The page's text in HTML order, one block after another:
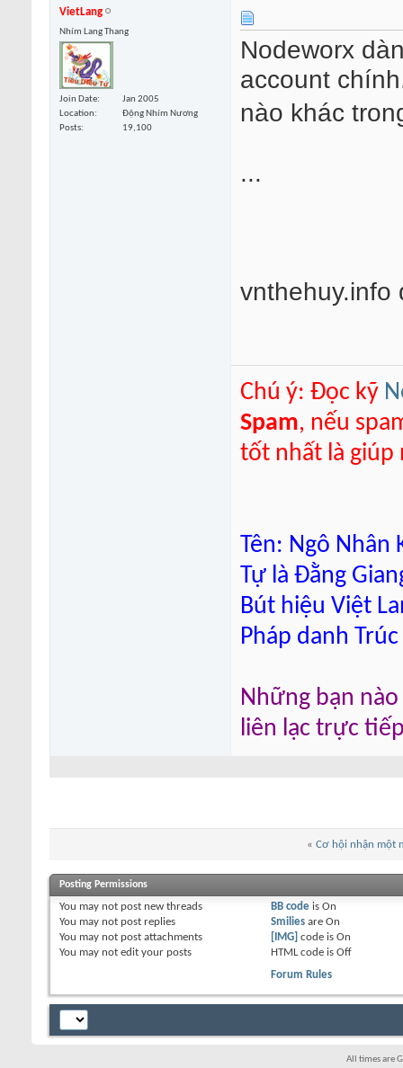
VietLang
Nhím Lang Thang
Join Date
Jan 2005
Location
Động Nhím Nương
Posts
19,100
Nodeworx
account
nào khác
...
Chú ý: Đọc kỹ
Spam, nếu
tốt nhất là giúp
Tên: Ngô Nhân
Tự là Đằng
Bút hiệu Việt
Pháp danh
Những bạn
liên lạc trực
« Cơ hội nhận một
Posting Permissions
You may not post new threads
You may not post replies
You may not post attachments
You may not edit your posts
BB codeis On
Smiliesare On
[IMG] code is On
HTML code is Off
Forum Rules
All times are